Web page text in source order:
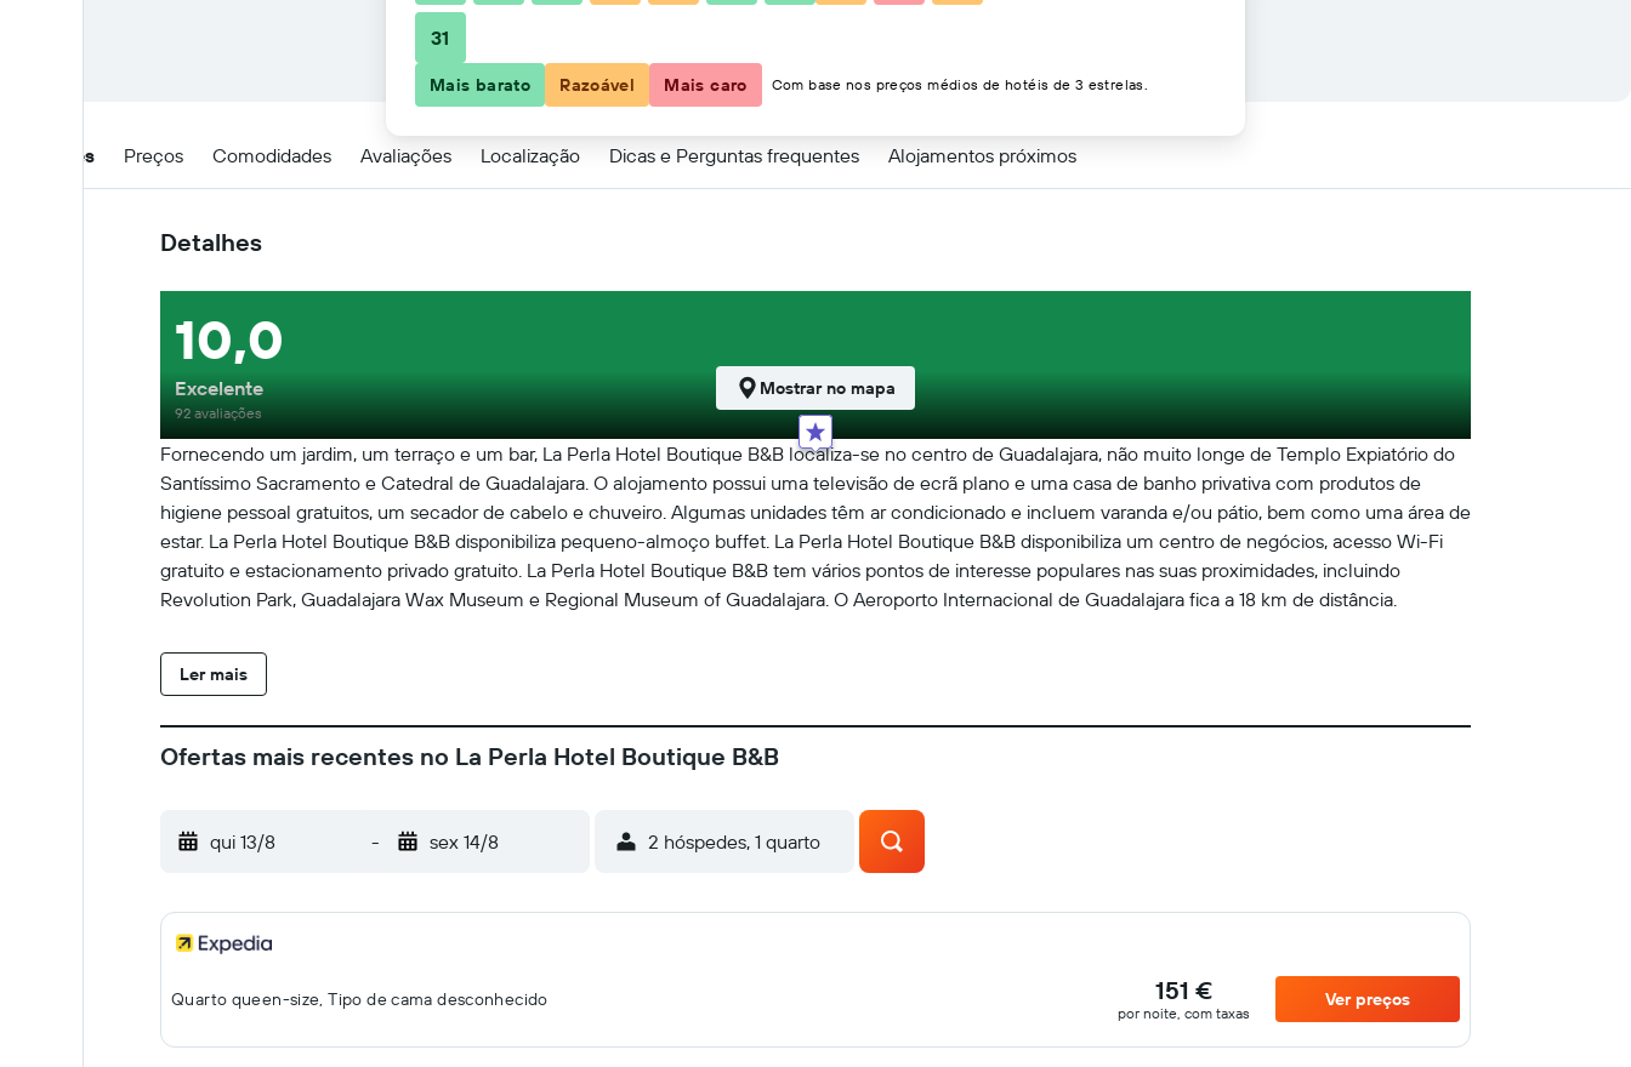
Detalhes Preços Comodidades Avaliações Localização Dicas e Perguntas frequentes Alojamentos próximos
Detalhes
Fornecendo um jardim, um terraço e um bar, La Perla Hotel Boutique B&B localiza-se no centro de Guadalajara, não muito longe de Templo Expiatório do
Santíssimo Sacramento e Catedral de Guadalajara. O alojamento possui uma televisão de ecrã plano e uma casa de banho privativa com produtos de
higiene pessoal gratuitos, um secador de cabelo e chuveiro. Algumas unidades têm ar condicionado e incluem varanda e/ou pátio, bem como uma área de
estar. La Perla Hotel Boutique B&B disponibiliza pequeno-almoço buffet. La Perla Hotel Boutique B&B disponibiliza um centro de negócios, acesso Wi-Fi
gratuito e estacionamento privado gratuito. La Perla Hotel Boutique B&B tem vários pontos de interesse populares nas suas proximidades, incluindo
Revolution Park, Guadalajara Wax Museum e Regional Museum of Guadalajara. O Aeroporto Internacional de Guadalajara fica a 18 km de distância.
Ler mais
10,0
Excelente
92 avaliações
Mostrar no mapa
Ofertas mais recentes no La Perla Hotel Boutique B&B
qui 13/8 - sex 14/8 2 hóspedes, 1 quarto
Quarto queen-size, Tipo de cama desconhecido 151 €
por noite, com taxas
Ver preços
31
Mais barato Razoável Mais caro Com base nos preços médios de hotéis de 3 estrelas.